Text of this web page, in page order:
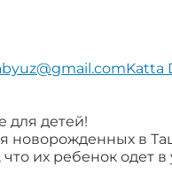
Katta
YouTube
для детей!
новорожденных в
их ребенок одет